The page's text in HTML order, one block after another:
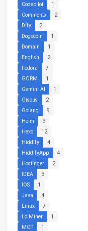
Codepilot
1
Comments
2
Dify
2
Dogecoin
1
Domain
1
English
2
Fedora
7
GORM
1
Gemini AI
1
Giscus
2
Golang
9
Helm
3
Hexo
12
Hiddify
4
HiddifyApp
4
Hostinger
2
IDEA
3
IOS
1
Java
4
Linux
7
LolMiner
1
MCP
1